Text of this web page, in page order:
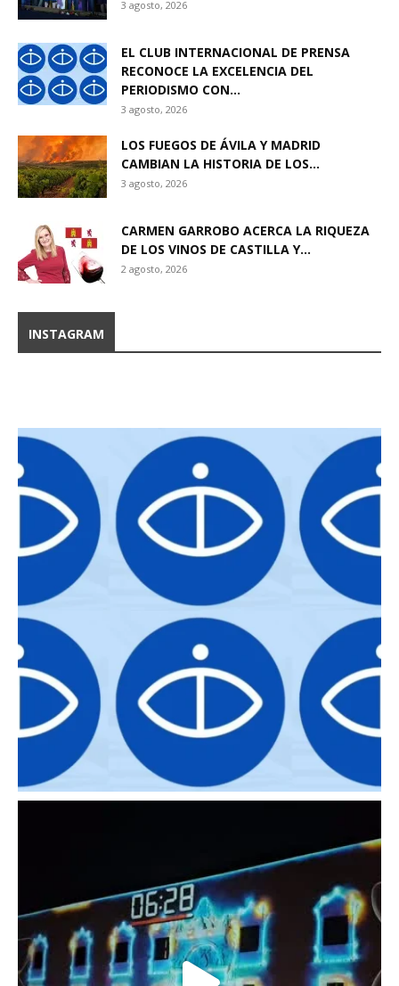
3 agosto, 2026
EL CLUB INTERNACIONAL DE PRENSA
RECONOCE LA EXCELENCIA DEL
PERIODISMO CON...
3 agosto, 2026
LOS FUEGOS DE ÁVILA Y MADRID
CAMBIAN LA HISTORIA DE LOS...
3 agosto, 2026
CARMEN GARROBO ACERCA LA RIQUEZA
DE LOS VINOS DE CASTILLA Y...
2 agosto, 2026
INSTAGRAM